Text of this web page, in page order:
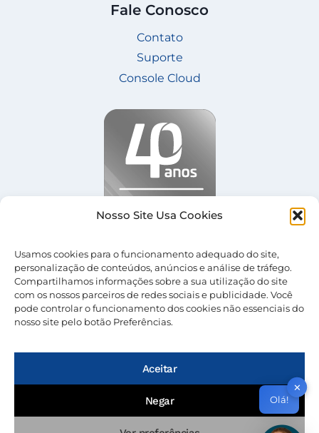
Nosso Site Usa Cookies
Usamos cookies para o funcionamento adequado do site,
personalização de conteúdos, anúncios e análise de tráfego.
Compartilhamos informações sobre a sua utilização do site
com os nossos parceiros de redes sociais e publicidade. Você
pode controlar o funcionamento dos cookies não essenciais do
nosso site pelo botão Preferências.
Aceitar
Negar
Fale Conosco
Contato
Suporte
Console Cloud
© 2026 Nevolus |Termos de Uso
✕
Olá!